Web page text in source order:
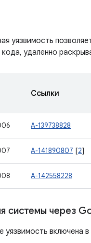
уязвимость
кода, удаленно
Ссылки
A-139738828
A-141890807 [2]
A-142558228
системы через
уязвимость включена